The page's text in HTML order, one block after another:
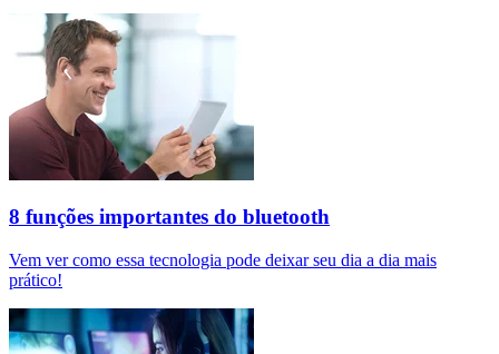
8 funções importantes do bluetooth
Vem ver como essa tecnologia pode deixar seu dia a dia mais
prático!